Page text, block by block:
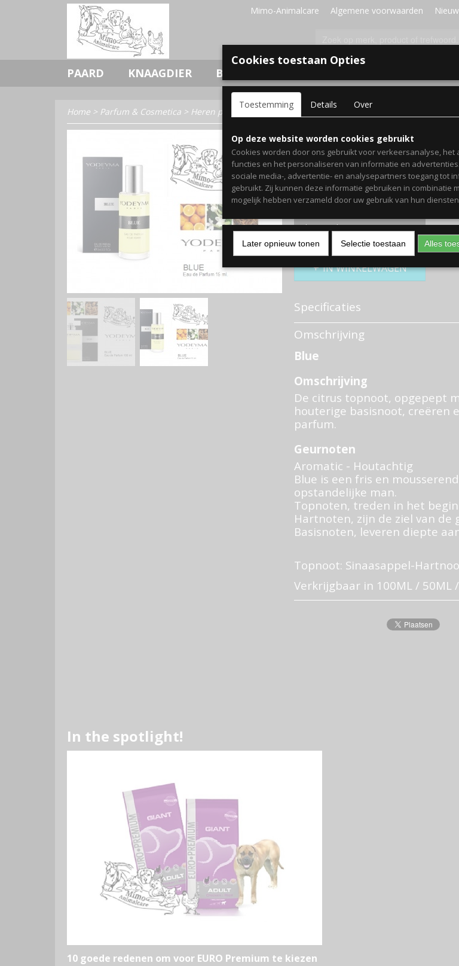
Mimo-Animalcare Algemene voorwaarden
PAARD KNAAGDIER BOERDERIJ DIER
Home > Parfum & Cosmetica > Heren parfum>Blue
Blue
€ 8,10 (inclusief btw 21%)
✓Op voorraad
IN WINKELWAGEN
Specificaties
Productcode
Bruto gewicht
Omschrijving
Blue
Omschrijving
De citrus topnoot, opgepept
houterige basisnoot, creëren
parfum.
Geurnoten
Aromatic - Houtachtig
Blue is een fris en
opstandelijke man.
Topnoten, treden in het
Hartnoten, zijn de ziel van de
Basisnoten, leveren diepte
Topnoot: Sinaasappel-
Verkrijgbaar in 100ML / 50ML
In the spotlight!
10 goede redenen om voor EURO Premium te kiezen
Cookies toestaan Opties
Toestemming Details Over
Op deze website worden cookies gebruikt
Cookies worden door ons gebruikt voor verkeersanalyse, het
functies en het personaliseren van informatie en
sociale media-, advertentie- en analysepartners toegang tot
gebruikt. Zij kunnen deze informatie gebruiken in combinatie
mogelijk hebben verzameld door uw gebruik van hun
Later opnieuw tonen Selectie toestaan Alles